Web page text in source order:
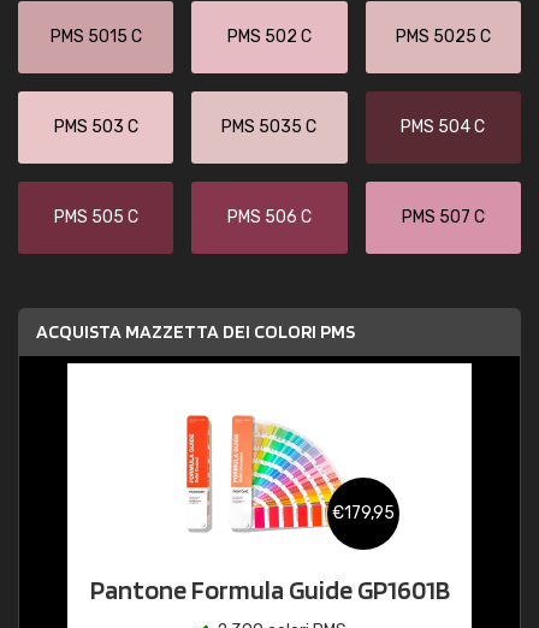
PMS 5015 C PMS 502 C PMS 5025 C
PMS 503 C PMS 5035 C PMS 504 C
PMS 505 C PMS 506 C PMS 507 C
ACQUISTA MAZZETTA DEI COLORI PMS
€179,95
Pantone Formula Guide GP1601B